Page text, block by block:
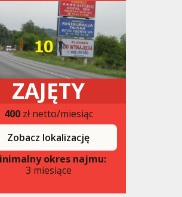
ZAJĘTY
400zł netto/miesiąc
Zobacz lokalizację
okres najmu:
3 miesiące